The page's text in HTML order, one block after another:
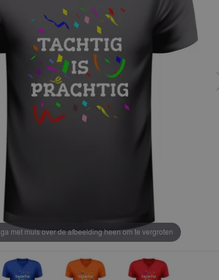
ga met muis over de afbeelding heen om te vergroten